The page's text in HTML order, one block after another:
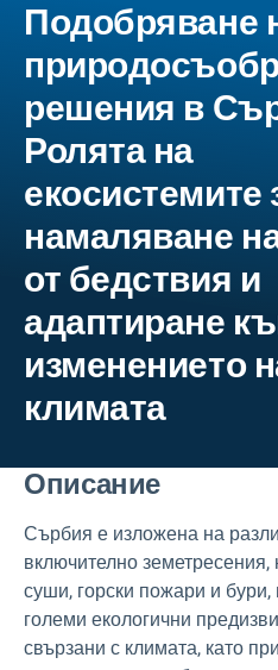
Подобряване
решения в
Ролята на
екосистемите
намаляване
от бедствия и
адаптиране
изменението
климата
Описание
Сърбия е изложена на
включително
суши, горски пожари и
големи екологични
свързани с климата, като